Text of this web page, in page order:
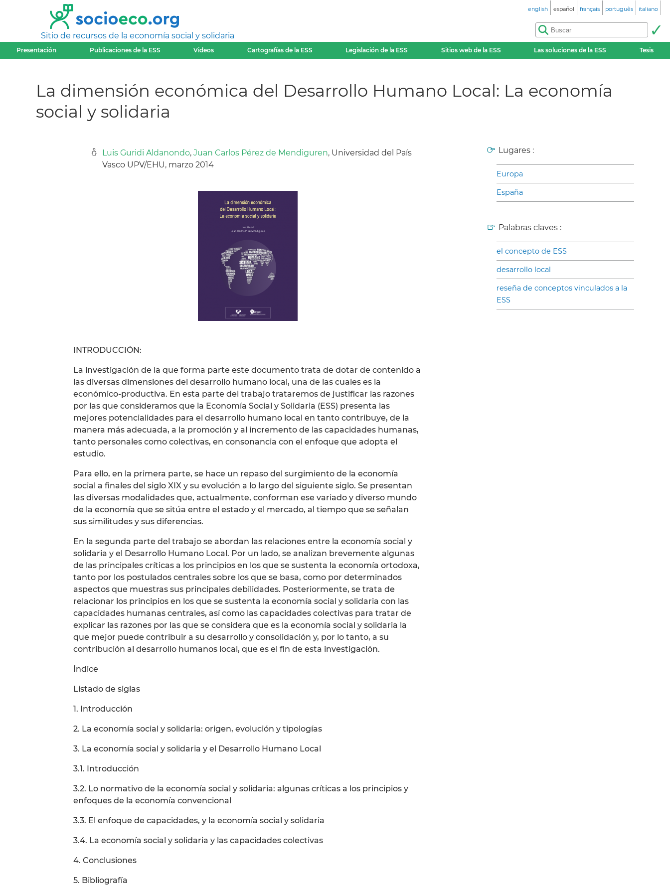
Sitio de recursos de la economía social y solidaria
english español français português italiano
Presentación Publicaciones de la ESS Videos Cartografías de la ESS Legislación de la ESS Sitios web de la ESS Las soluciones de la ESS Tesis
La dimensión económica del Desarrollo Humano Local: La economía
social y solidaria
Luis Guridi Aldanondo, Juan Carlos Pérez de Mendiguren, Universidad del País
Vasco UPV/EHU, marzo 2014
INTRODUCCIÓN:
La investigación de la que forma parte este documento trata de dotar de contenido a
las diversas dimensiones del desarrollo humano local, una de las cuales es la
económico-productiva. En esta parte del trabajo trataremos de justificar las razones
por las que consideramos que la Economía Social y Solidaria (ESS) presenta las
mejores potencialidades para el desarrollo humano local en tanto contribuye, de la
manera más adecuada, a la promoción y al incremento de las capacidades humanas,
tanto personales como colectivas, en consonancia con el enfoque que adopta el
estudio.
Para ello, en la primera parte, se hace un repaso del surgimiento de la economía
social a finales del siglo XIX y su evolución a lo largo del siguiente siglo. Se presentan
las diversas modalidades que, actualmente, conforman ese variado y diverso mundo
de la economía que se sitúa entre el estado y el mercado, al tiempo que se señalan
sus similitudes y sus diferencias.
En la segunda parte del trabajo se abordan las relaciones entre la economía social y
solidaria y el Desarrollo Humano Local. Por un lado, se analizan brevemente algunas
de las principales críticas a los principios en los que se sustenta la economía ortodoxa,
tanto por los postulados centrales sobre los que se basa, como por determinados
aspectos que muestras sus principales debilidades. Posteriormente, se trata de
relacionar los principios en los que se sustenta la economía social y solidaria con las
capacidades humanas centrales, así como las capacidades colectivas para tratar de
explicar las razones por las que se considera que es la economía social y solidaria la
que mejor puede contribuir a su desarrollo y consolidación y, por lo tanto, a su
contribución al desarrollo humanos local, que es el fin de esta investigación.
Índice
Listado de siglas
1. Introducción
2. La economía social y solidaria: origen, evolución y tipologías
3. La economía social y solidaria y el Desarrollo Humano Local
3.1. Introducción
3.2. Lo normativo de la economía social y solidaria: algunas críticas a los principios y
enfoques de la economía convencional
3.3. El enfoque de capacidades, y la economía social y solidaria
3.4. La economía social y solidaria y las capacidades colectivas
4. Conclusiones
5. Bibliografía
Lugares :
Europa
España
Palabras claves :
el concepto de ESS
desarrollo local
reseña de conceptos vinculados a la
ESS